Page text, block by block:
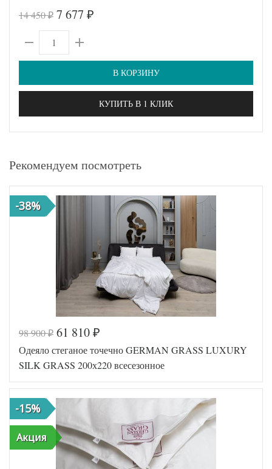
14 450₽ 7 677 ₽
В КОРЗИНУ
КУПИТЬ В 1 КЛИК
Рекомендуем посмотреть
-38%
98 900₽ 61 810 ₽
Одеяло стеганое точечно GERMAN GRASS LUXURY
SILK GRASS 200х220 всесезонное
Акция
-15%